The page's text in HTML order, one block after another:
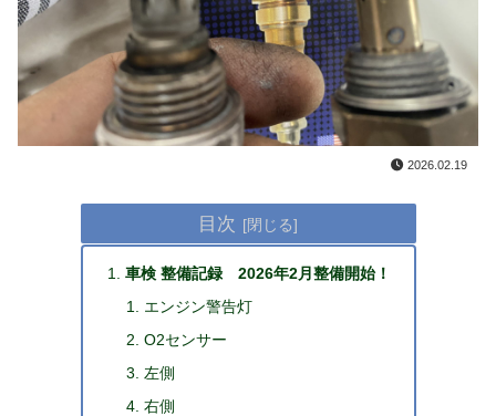
2026.02.19
目次
車検 整備記録 2026年2月整備開始！
エンジン警告灯
O2センサー
左側
右側